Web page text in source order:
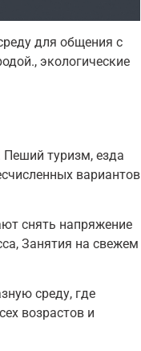
для общения с
экологические
Пеший туризм, езда
вариантов
снять напряжение
Занятия на свежем
среду, где
возрастов и